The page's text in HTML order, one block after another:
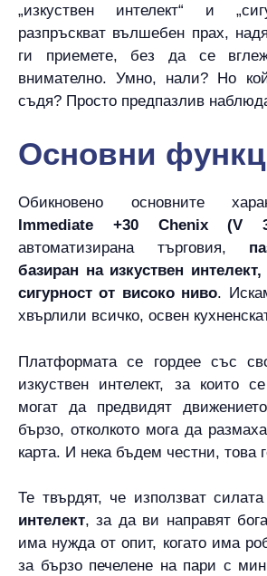
„изкуствен интелект“ и
разпръскват вълшебен прах,
ги приемете, без да се
внимателно. Умно, нали? Но
съдя? Просто предпазлив
Основни
Обикновено основните
Immediate +30 Chenix (V
автоматизирана търговия,
базиран на изкуствен интелект,
сигурност от високо ниво.
хвърлили всичко, освен
Платформата се гордее със
изкуствен интелект, за които
могат да предвидят
бързо, отколкото мога да
карта. И нека бъдем честни, това
Те твърдят, че използват
интелект, за да ви направят
има нужда от опит, когато има
за бързо печелене на пари с